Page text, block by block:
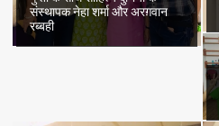
संस्थापक नेहा शर्मा और अरग़वान
रब्बही